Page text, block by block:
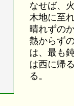
なせば、
木地に至
晴れずの
熱からず
は、最も
は西に帰
る。